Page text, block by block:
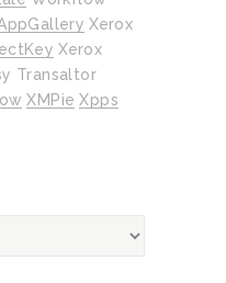
Xerox
Xerox
Transaltor
XMPie Xpps